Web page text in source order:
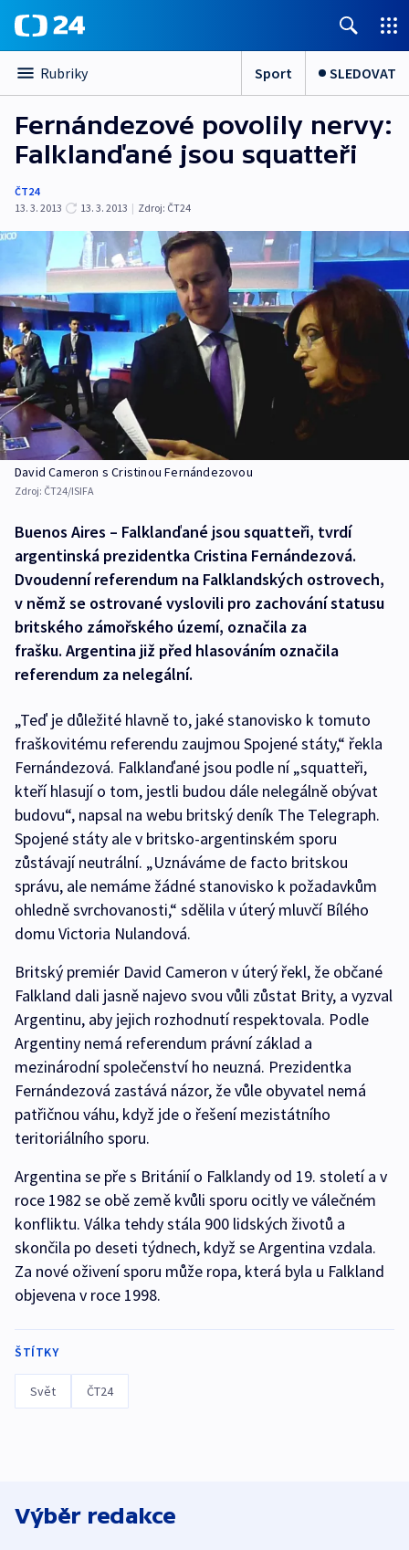
Rubriky Sport SLEDOVAT
Fernándezové povolily nervy:
Falklanďané jsou squatteři
ČT24
13. 3. 2013
13. 3. 2013 | Zdroj: ČT24
David Cameron s Cristinou Fernándezovou
Zdroj: ČT24/ISIFA
Buenos Aires – Falklanďané jsou squatteři, tvrdí
argentinská prezidentka Cristina Fernándezová.
Dvoudenní referendum na Falklandských ostrovech,
v němž se ostrované vyslovili pro zachování statusu
britského zámořského území, označila za
frašku. Argentina již před hlasováním označila
referendum za nelegální.
„Teď je důležité hlavně to, jaké stanovisko k tomuto
fraškovitému referendu zaujmou Spojené státy,“ řekla
Fernándezová. Falklanďané jsou podle ní „squatteři,
kteří hlasují o tom, jestli budou dále nelegálně obývat
budovu“, napsal na webu britský deník The Telegraph.
Spojené státy ale v britsko-argentinském sporu
zůstávají neutrální. „Uznáváme de facto britskou
správu, ale nemáme žádné stanovisko k požadavkům
ohledně svrchovanosti,“ sdělila v úterý mluvčí Bílého
domu Victoria Nulandová.
Britský premiér David Cameron v úterý řekl, že občané
Falkland dali jasně najevo svou vůli zůstat Brity, a vyzval
Argentinu, aby jejich rozhodnutí respektovala. Podle
Argentiny nemá referendum právní základ a
mezinárodní společenství ho neuzná. Prezidentka
Fernándezová zastává názor, že vůle obyvatel nemá
patřičnou váhu, když jde o řešení mezistátního
teritoriálního sporu.
Argentina se pře s Británií o Falklandy od 19. století a v
roce 1982 se obě země kvůli sporu ocitly ve válečném
konfliktu. Válka tehdy stála 900 lidských životů a
skončila po deseti týdnech, když se Argentina vzdala.
Za nové oživení sporu může ropa, která byla u Falkland
objevena v roce 1998.
ŠTÍTKY
Svět ČT24
Výběr redakce